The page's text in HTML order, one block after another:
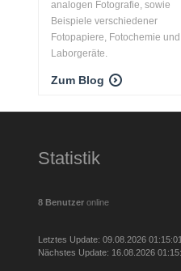
analogen Fotografie, sowie
Beispiele verschiedener
Fotopapiere, Fotochemie und
Laborgeräte.
Zum Blog
Statistik
8 Benutzer online
Letztes Update: 09.08.2026 01:15:01
Nächstes Update: 16.08.2026